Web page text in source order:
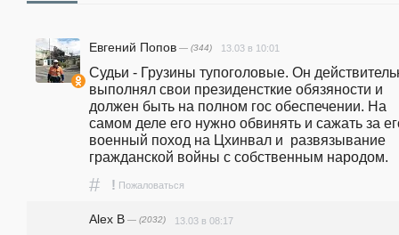
Евгений Попов — (344) 13.03 в 10:01
Судьи - Грузины тупоголовые. Он
выполнял свои президенсткие обязяности и
должен быть на полном гос обеспечении. На
самом деле его нужно обвинять и сажать за
военный поход на Цхинвал и  развязывание
гражданской войны с собственным народом.
# ! Пожаловаться
Alex B — (2032) 13.03 в 08:17